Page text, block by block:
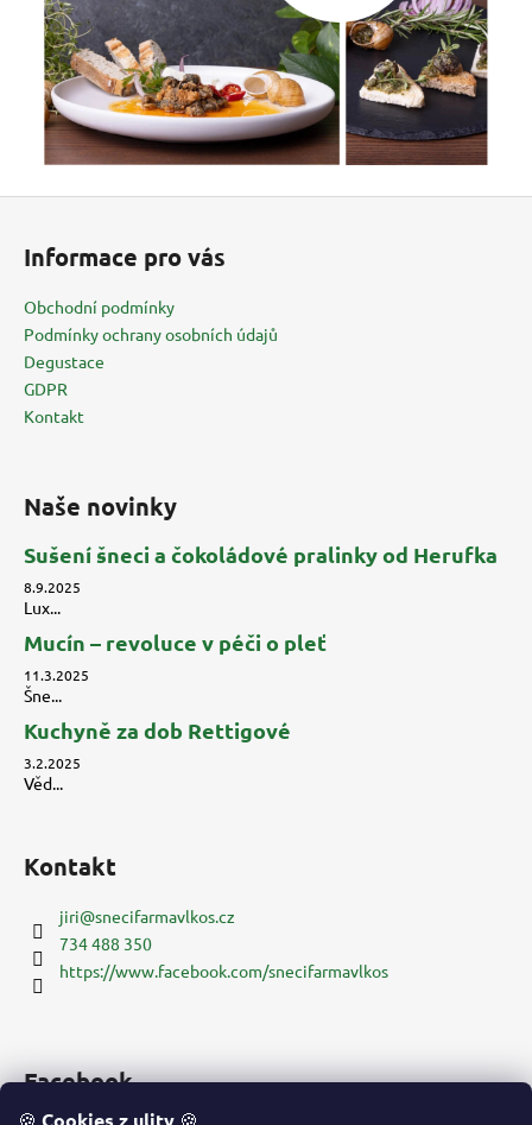
🍪 Cookies z ulity 🍪
Informace pro vás
Obchodní podmínky
Podmínky ochrany osobních údajů
Degustace
GDPR
Kontakt
Naše novinky
Sušení šneci a čokoládové pralinky od Herufka
8.9.2025
Lux...
Mucín – revoluce v péči o pleť
11.3.2025
Šne...
Kuchyně za dob Rettigové
3.2.2025
Věd...
Kontakt
jiri@snecifarmavlkos.cz
734 488 350
https://www.facebook.com/snecifarmavlkos
Facebook